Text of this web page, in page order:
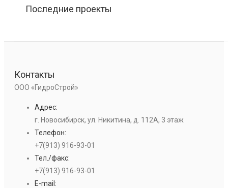
Последние проекты
Контакты
ООО «ГидроСтрой»
Адрес:
г. Новосибирск, ул. Никитина, д. 112А, 3 этаж
Телефон:
+7(913) 916-93-01
Тел./факс:
+7(913) 916-93-01
E-mail: